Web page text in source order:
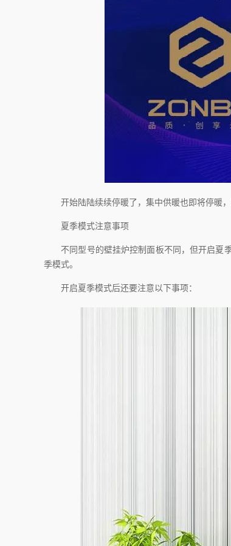
开始陆陆续续停暖了，集中供暖也即将停暖，
夏季模式注意事项
不同型号的壁挂炉控制面板不同，但开启夏季
季模式。
开启夏季模式后还要注意以下事项：